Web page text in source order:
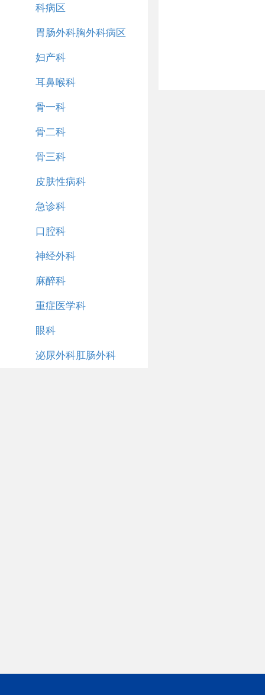
科病区
胃肠外科胸外科病区
妇产科
耳鼻喉科
骨一科
骨二科
骨三科
皮肤性病科
急诊科
口腔科
神经外科
麻醉科
重症医学科
眼科
泌尿外科肛肠外科